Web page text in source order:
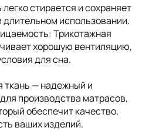
стирается и сохраняет
использовании.
Трикотажная
хорошую вентиляцию,
для сна.
ткань — надежный и
производства матрасов,
обеспечит качество,
ваших изделий.